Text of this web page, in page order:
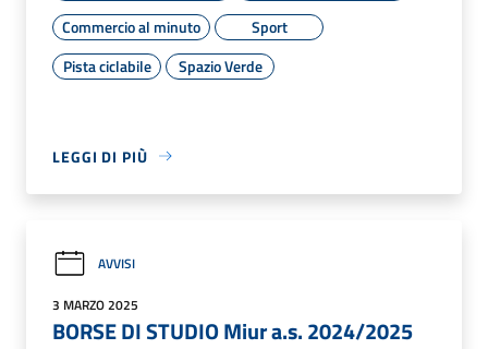
Commercio al minuto
Sport
Pista ciclabile
Spazio Verde
LEGGI DI PIÙ
AVVISI
3 MARZO 2025
BORSE DI STUDIO Miur a.s. 2024/2025